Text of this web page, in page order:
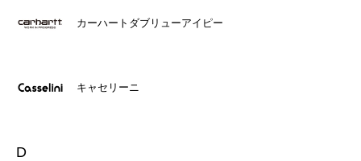
カーハートダブリューアイピー
キャセリーニ
D